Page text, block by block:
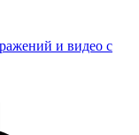
и видео с